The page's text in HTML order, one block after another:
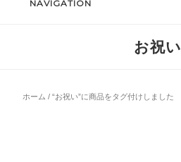
NAVIGATION
お祝い
ホーム / “お祝い”に商品をタグ付けしました